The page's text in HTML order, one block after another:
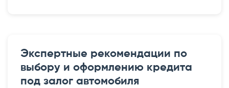
Экспертные рекомендации по
выбору и оформлению кредита
под залог автомобиля